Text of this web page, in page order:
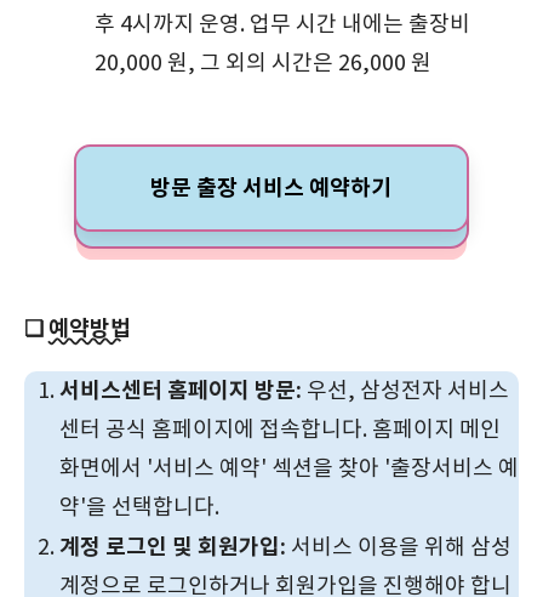
후 4시까지 운영. 업무 시간 내에는 출장비
20,000 원, 그 외의 시간은 26,000 원
방문 출장 서비스 예약하기
❏ 예약방법
서비스센터 홈페이지 방문: 우선, 삼성전자 서비스
센터 공식 홈페이지에 접속합니다. 홈페이지 메인
화면에서 '서비스 예약' 섹션을 찾아 '출장서비스 예
약'을 선택합니다.
계정 로그인 및 회원가입: 서비스 이용을 위해 삼성
계정으로 로그인하거나 회원가입을 진행해야 합니